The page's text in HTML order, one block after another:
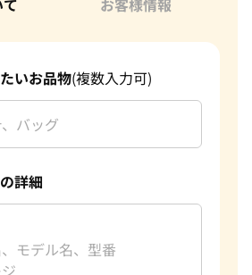
お客様情報
いお品物(複数入力可)
詳細